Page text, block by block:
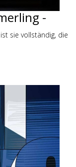
-
ist sie vollständig, die